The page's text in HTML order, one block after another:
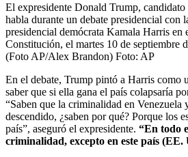
El expresidente Donald Trump,
habla durante un debate presidencial con
presidencial demócrata Kamala Harris en
Constitución, el martes 10 de septiembre
(Foto AP/Alex Brandon) Foto: AP
En el debate, Trump pintó a Harris como
saber que si ella gana el país colapsaría
“Saben que la criminalidad en Venezuela
descendido, ¿saben por qué? Porque los
país”, aseguró el expresidente. “En todo
criminalidad, excepto en este país (EE.